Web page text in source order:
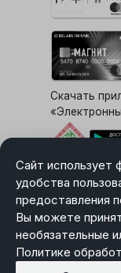
Сайт использует
удобства
предоставления
Вы можете
необязательные
Политике
Скачать
Политика в